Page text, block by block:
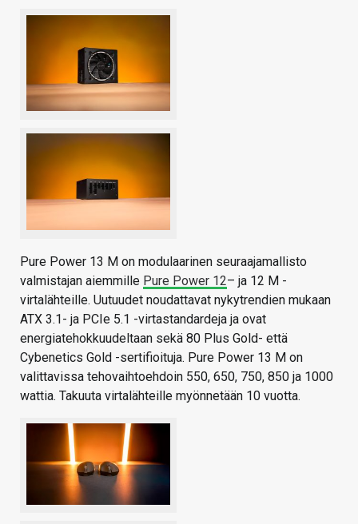
Pure Power 13 M on modulaarinen seuraajamallisto
valmistajan aiemmille Pure Power 12– ja 12 M -
virtalähteille. Uutuudet noudattavat nykytrendien mukaan
ATX 3.1- ja PCIe 5.1 -virtastandardeja ja ovat
energiatehokkuudeltaan sekä 80 Plus Gold- että
Cybenetics Gold -sertifioituja. Pure Power 13 M on
valittavissa tehovaihtoehdoin 550, 650, 750, 850 ja 1000
wattia. Takuuta virtalähteille myönnetään 10 vuotta.